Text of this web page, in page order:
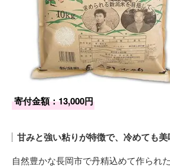
寄付金額：13,000円
甘みと強い粘りが特徴で、冷めても
自然豊かな長岡市で丹精込めて作られ